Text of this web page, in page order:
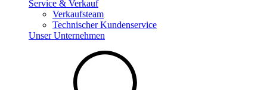
Service & Verkauf
Verkaufsteam
Technischer Kundenservice
Unser Unternehmen